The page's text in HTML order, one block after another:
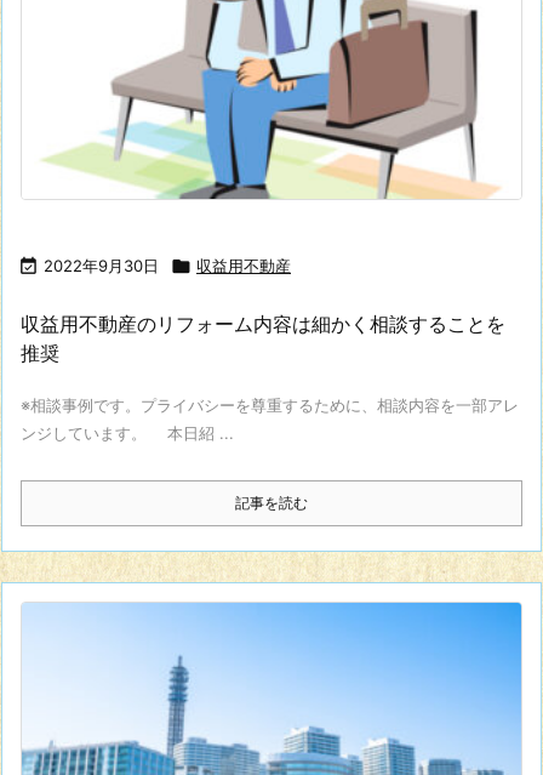
 2022年9月30日  収益用不動産
収益用不動産のリフォーム内容は細かく相談することを
推奨
※相談事例です。プライバシーを尊重するために、相談内容を一部アレ
ンジしています。 本日紹 ...
記事を読む